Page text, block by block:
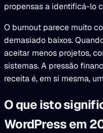
propensas a identificá-lo
O burnout parece muito
demasiado baixos.
aceitar menos projetos,
sistemas. A pressão
receita é, em si mesma,
O que isto
WordPress em